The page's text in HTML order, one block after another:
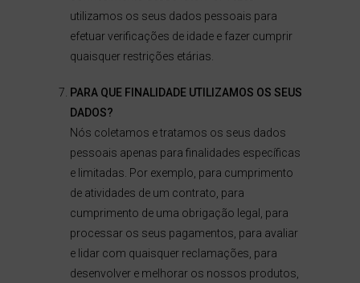
utilizamos os seus dados pessoais para
efetuar verificações de idade e fazer cumprir
quaisquer restrições etárias.
PARA QUE FINALIDADE UTILIZAMOS OS SEUS
DADOS?
Nós coletamos e tratamos os seus dados
pessoais apenas para finalidades específicas
e limitadas. Por exemplo, para cumprimento
de atividades de um contrato, para
cumprimento de uma obrigação legal, para
processar os seus pagamentos, para avaliar
e lidar com quaisquer reclamações, para
desenvolver e melhorar os nossos produtos,